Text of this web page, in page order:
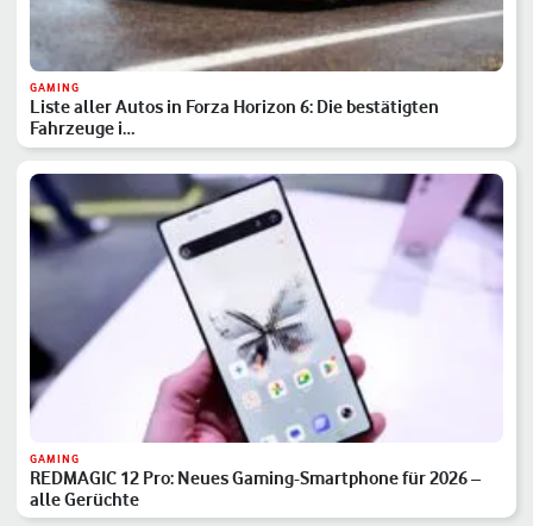
GAMING
Liste aller Autos in Forza Horizon 6: Die bestätigten
Fahrzeuge i…
GAMING
REDMAGIC 12 Pro: Neues Gaming-Smartphone für 2026 –
alle Gerüchte